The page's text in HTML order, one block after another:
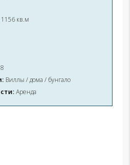
1156 кв.м
Виллы / дома / бунгало
Аренда